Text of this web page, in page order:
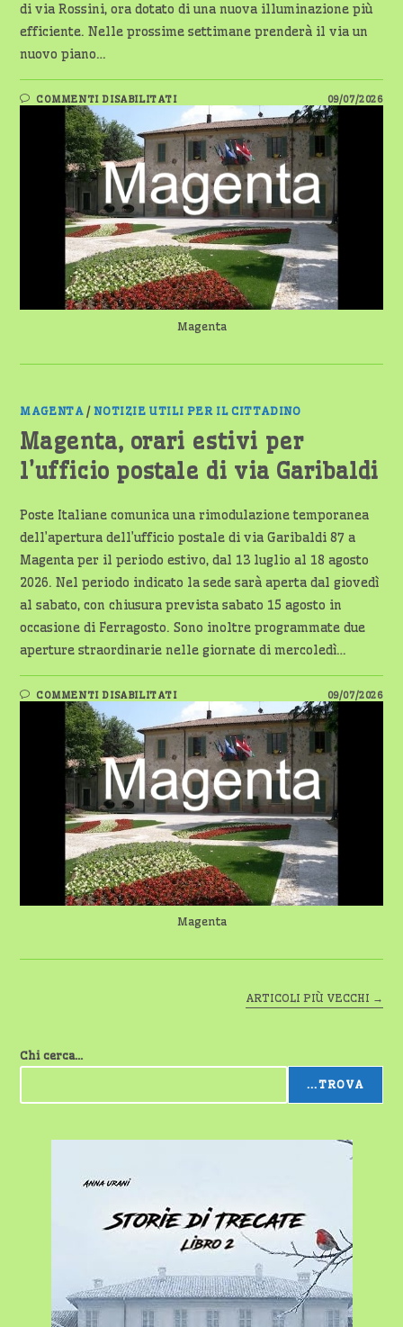
di via Rossini, ora dotato di una nuova illuminazione più
efficiente. Nelle prossime settimane prenderà il via un
nuovo piano…
COMMENTI DISABILITATISU
MAGENTA,
PROSEGUONO
GLI
INTERVENTI
SU
STRADE,
MARCIAPIEDI
E
ILLUMINAZIONE
09/07/2026
Magenta
MAGENTA/NOTIZIE UTILI PER IL CITTADINO
Magenta, orari estivi per
l’ufficio postale di via Garibaldi
Poste Italiane comunica una rimodulazione temporanea
dell’apertura dell’ufficio postale di via Garibaldi 87 a
Magenta per il periodo estivo, dal 13 luglio al 18 agosto
2026. Nel periodo indicato la sede sarà aperta dal giovedì
al sabato, con chiusura prevista sabato 15 agosto in
occasione di Ferragosto. Sono inoltre programmate due
aperture straordinarie nelle giornate di mercoledì…
COMMENTI DISABILITATISU
MAGENTA,
ORARI
ESTIVI
PER
L’UFFICIO
POSTALE
DI
VIA
GARIBALDI
09/07/2026
Magenta
ARTICOLI PIÙ VECCHI →
Chi cerca...
...TROVA